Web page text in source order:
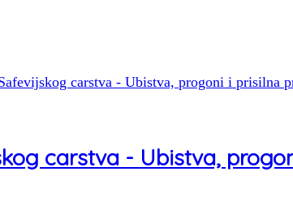
carstva - Ubistva,